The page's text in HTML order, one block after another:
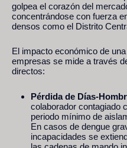
golpea el corazón del
concentrándose con fuerza
densos como el Distrito
El impacto económico de
empresas se mide a través
directos:
Pérdida de Días-
colaborador contagiado
periodo mínimo de
En casos de dengue
incapacidades se